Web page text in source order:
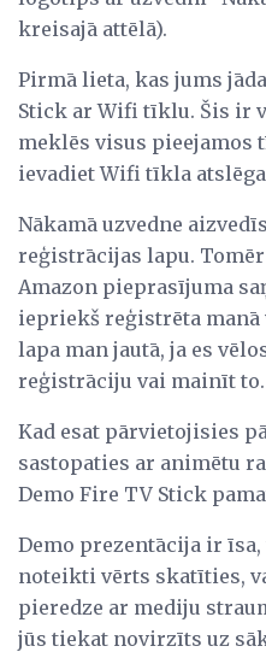
kreisajā attēlā).
Pirmā lieta, kas jums
Stick ar Wifi tīklu. Šis ir
meklēs visus pieejamos
ievadiet Wifi tīkla
Nākamā uzvedne
reģistrācijas lapu.
Amazon pieprasījuma
iepriekš reģistrēta manā
lapa man jautā, ja es
reģistrāciju vai mainīt to.
Kad esat pārvietojisies
sastopaties ar animētu
Demo Fire TV Stick
Demo prezentācija ir
noteikti vērts skatīties,
pieredze ar mediju
jūs tiekat novirzīts uz